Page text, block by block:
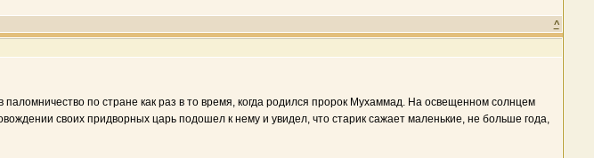
^
по стране как раз в то время, когда родился пророк Мухаммад. На освещенном солнцем
своих придворных царь подошел к нему и увидел, что старик сажает маленькие, не больше года,